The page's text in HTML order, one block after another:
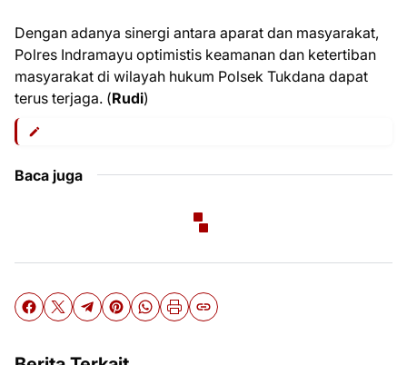
Dengan adanya sinergi antara aparat dan masyarakat,
Polres Indramayu optimistis keamanan dan ketertiban
masyarakat di wilayah hukum Polsek Tukdana dapat
terus terjaga. (Rudi)
Baca juga